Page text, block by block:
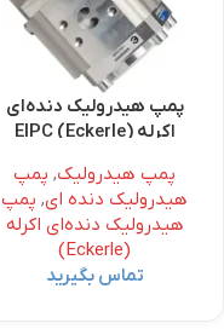
پمپ هیدرولیک دنده‌ای
اکرله (Eckerle) EIPC
پمپ هیدرولیک, پمپ
هیدرولیک دنده ای, پمپ
هیدرولیک دنده‌ای اکرله
(Eckerle)
تماس بگیرید